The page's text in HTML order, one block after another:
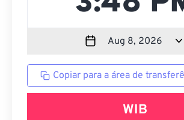
Copiar para a área de
WIB